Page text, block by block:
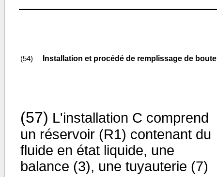
(54) Installation et procédé de remplissage de
(57) L'installation C comprend
un réservoir (R1) contenant du
fluide en état liquide, une
balance (3), une tuyauterie (7)